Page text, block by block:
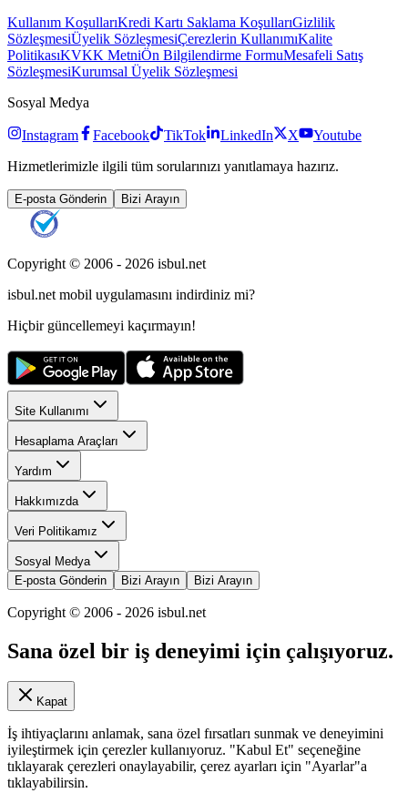
Kullanım KoşullarıKredi Kartı Saklama KoşullarıGizlilik
SözleşmesiÜyelik SözleşmesiÇerezlerin KullanımıKalite
PolitikasıKVKK MetniÖn Bilgilendirme FormuMesafeli Satış
SözleşmesiKurumsal Üyelik Sözleşmesi
Sosyal Medya
Instagram Facebook TikTok LinkedIn X
Youtube
Hizmetlerimizle ilgili tüm sorularınızı yanıtlamaya hazırız.
E-posta Gönderin Bizi Arayın
Copyright © 2006 - 2026 isbul.net
isbul.net mobil uygulamasını indirdiniz mi?
Hiçbir güncellemeyi kaçırmayın!
Site Kullanımı
Hesaplama Araçları
Yardım
Hakkımızda
Veri Politikamız
Sosyal Medya
E-posta Gönderin
Bizi Arayın Bizi Arayın
Copyright © 2006 - 2026 isbul.net
Sana özel bir iş deneyimi için çalışıyoruz.
Kapat
İş ihtiyaçlarını anlamak, sana özel fırsatları sunmak ve deneyimini
iyileştirmek için çerezler kullanıyoruz. "Kabul Et" seçeneğine
tıklayarak çerezleri onaylayabilir, çerez ayarları için "Ayarlar"a
tıklayabilirsin.